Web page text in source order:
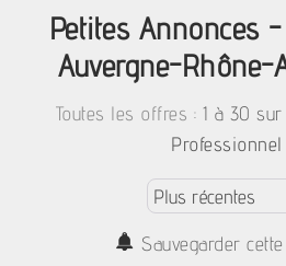
Petites Annonces
Auvergne-
Toutes les offres : 1 à 30
Professionnel
Sauvegarder